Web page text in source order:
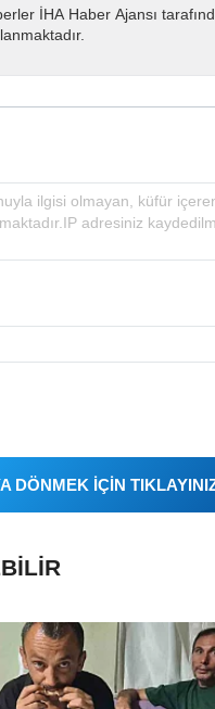
İHA Haber Ajansı
DÖNMEK İÇİN